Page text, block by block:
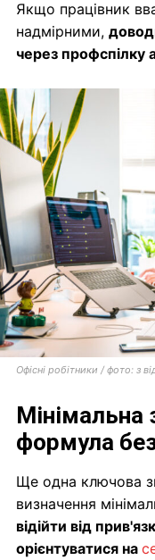
Якщо працівник
надмірними,
через профспілку
Офісні робітники / фото: з
Мінімальна
формула без
Ще одна ключова
визначення
відійти від
орієнтуватися на